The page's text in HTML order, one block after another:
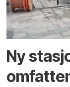
Ny